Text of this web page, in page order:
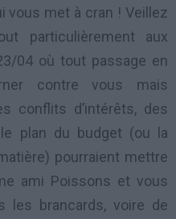
vous met à cran ! Veillez
particulièrement aux
04 où tout passage en
contre vous mais
conflits d’intérêts, des
plan du budget (ou la
pourraient mettre
ami Poissons et vous
les brancards, voire de